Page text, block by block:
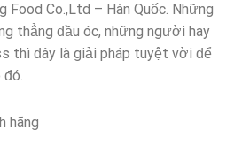
Food Co.,Ltd – Hàn Quốc. Những
thẳng đầu óc, những người hay
thì đây là giải pháp tuyệt vời để
hãng